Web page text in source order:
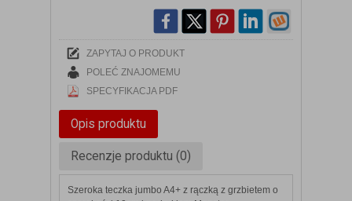
ZAPYTAJ O PRODUKT
POLEĆ ZNAJOMEMU
SPECYFIKACJA PDF
Opis produktu
Recenzje produktu (0)
Szeroka teczka jumbo A4+ z rączką z grzbietem o